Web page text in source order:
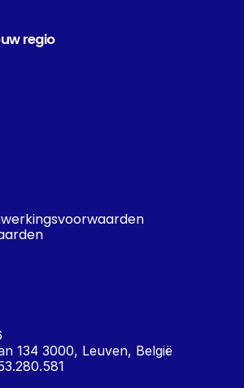
regio
134 3000, Leuven, België